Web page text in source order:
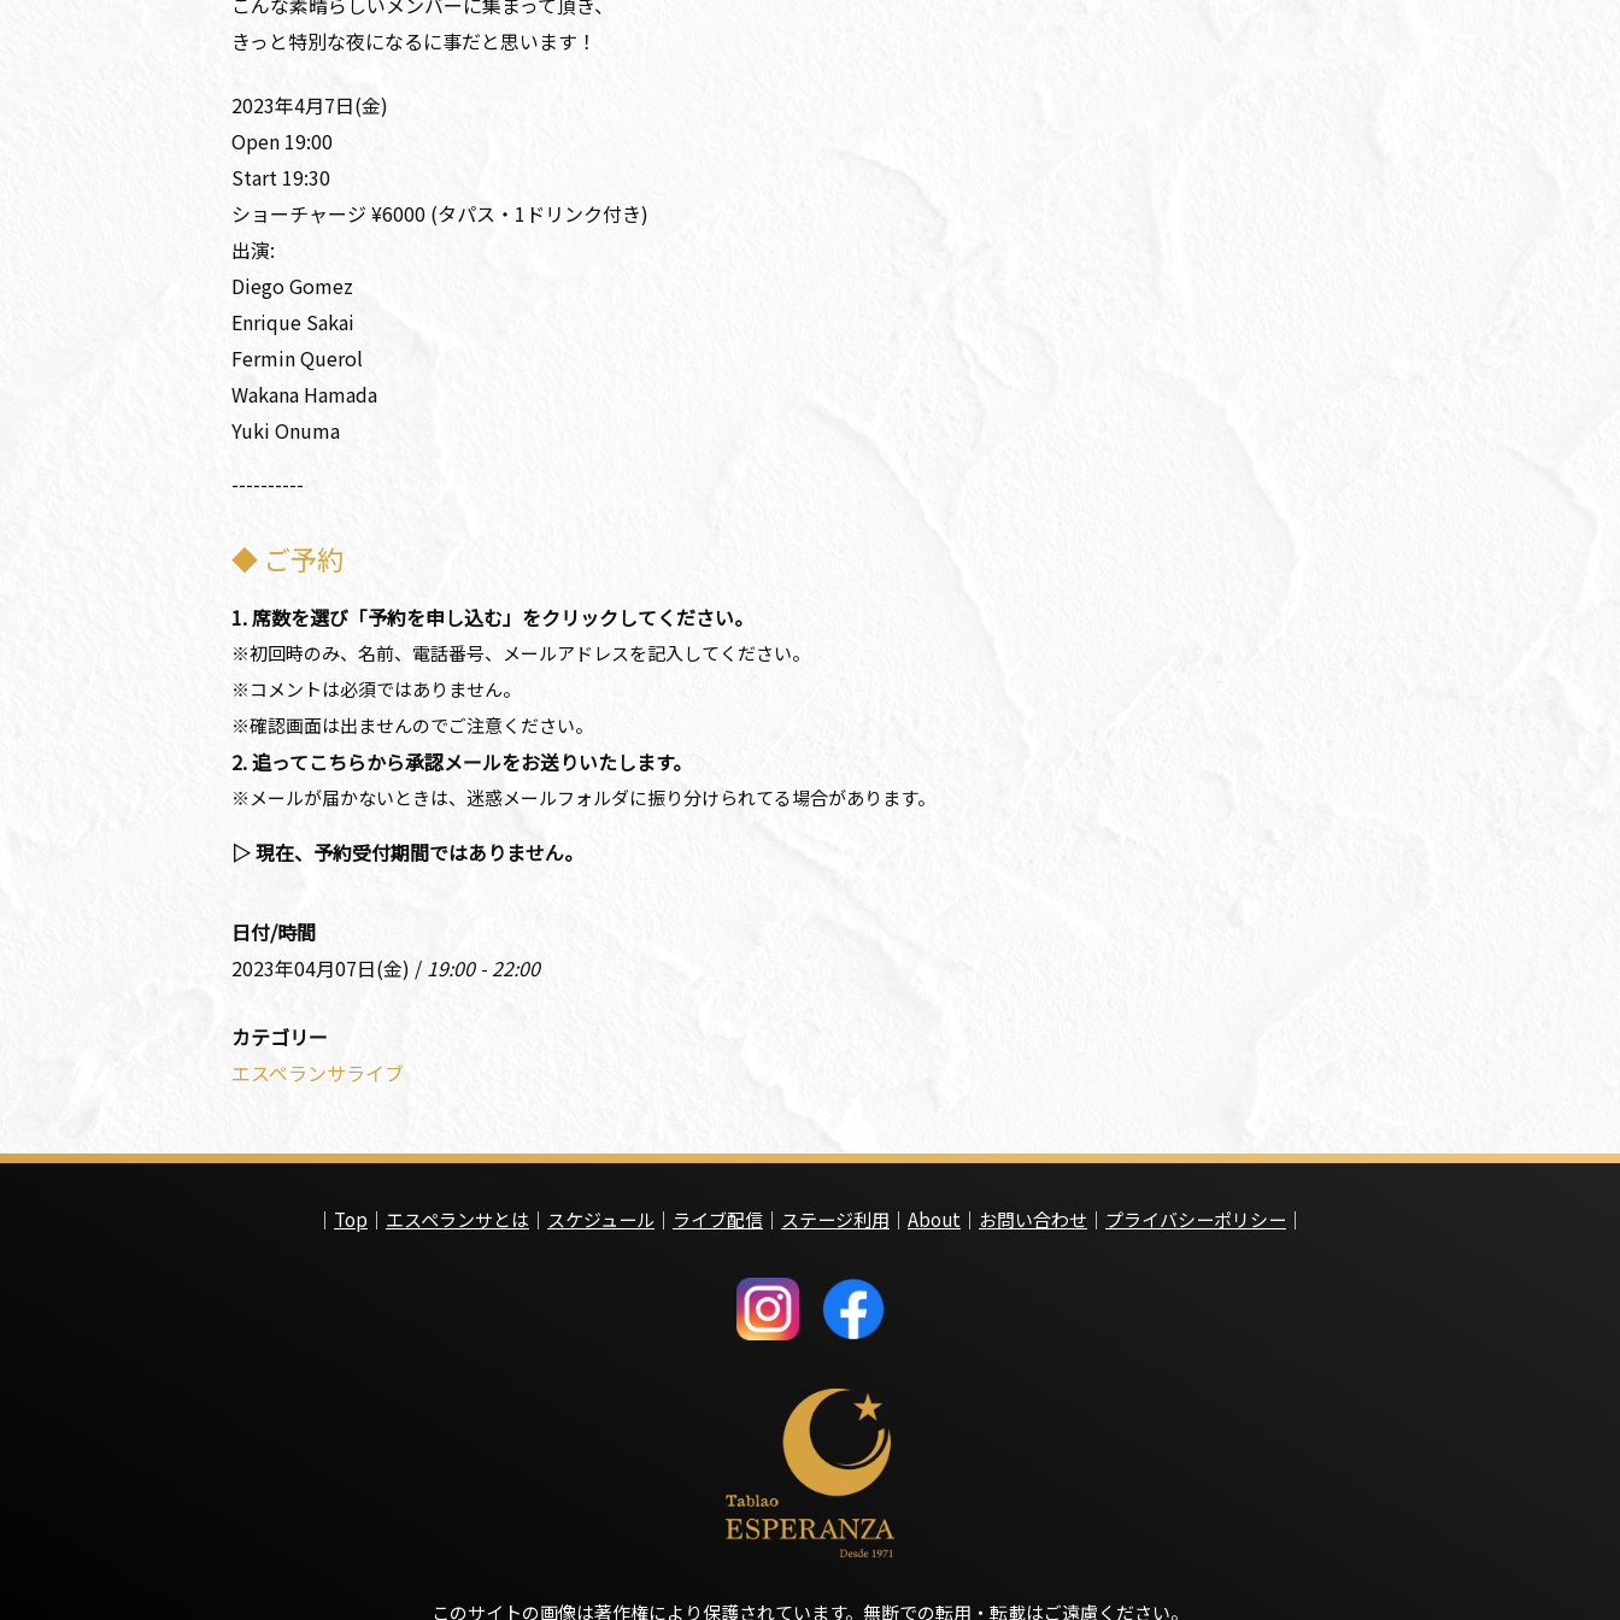
きっと特別な夜になるに事だと思います！
2023年4月7日(金)
Open 19:00
Start 19:30
ショーチャージ ¥6000 (タパス・1ドリンク付き)
出演:
Diego Gomez
Enrique Sakai
Fermin Querol
Wakana Hamada
Yuki Onuma
----------
◆ ご予約
1. 席数を選び「予約を申し込む」をクリックしてください。
※初回時のみ、名前、電話番号、メールアドレスを記入してください。
※コメントは必須ではありません。
※確認画面は出ませんのでご注意ください。
2. 追ってこちらから承認メールをお送りいたします。
※メールが届かないときは、迷惑メールフォルダに振り分けられてる場合があります。
▷ 現在、予約受付期間ではありません。
日付/時間
2023年04月07日(金) / 19:00 - 22:00
カテゴリー
エスペランサライブ
｜ Top ｜ エスペランサとは ｜ スケジュール ｜ ライブ配信 ｜ ステージ利用 ｜ About ｜ お問い合わせ ｜ プライバシーポリシー ｜
このサイトの画像は著作権により保護されています。 無断での転用・転載はご遠慮ください。